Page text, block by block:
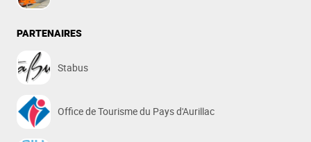
PARTENAIRES
Stabus
Office de Tourisme du Pays d'Aurillac